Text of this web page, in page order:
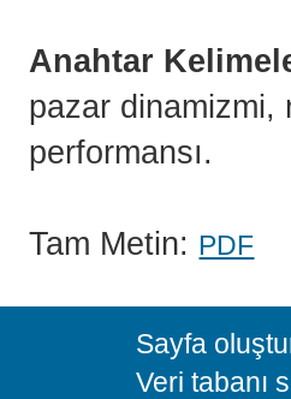
Anahtar
pazar dinamizmi,
performansı.
Tam Metin: PDF
Sayfa
Veri tabanı